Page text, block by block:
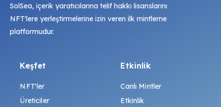
SolSea, içerik yaratıcılarına telif hakkı lisanslarını
NFT'lere yerleştirmelerine izin veren ilk mintleme
platformudur.
Keşfet
NFT'ler
Üreticiler
Etkinlik
Canlı Mintler
Etkinlik